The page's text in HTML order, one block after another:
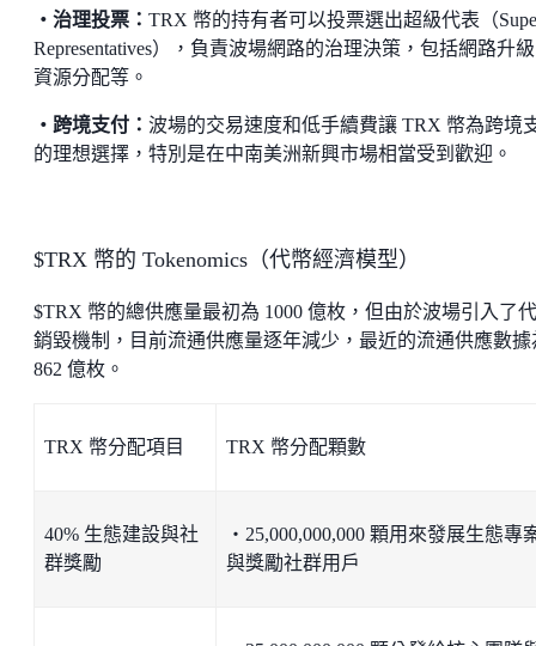
・治理投票： TRX 幣的持有者可以投票選出超級代表（
Representatives），負責波場網路的治理決策，包括網路升
資源分配等。
・跨境支付： 波場的交易速度和低手續費讓 TRX 幣為跨境
的理想選擇，特別是在中南美洲新興市場相當受到歡迎。
$TRX 幣的 Tokenomics（代幣經濟模型）
$TRX 幣的總供應量最初為 1000 億枚，但由於波場引入了
銷毀機制，目前流通供應量逐年減少，最近的流通供應數據
862 億枚。
TRX 幣分配項目 TRX 幣分配顆數
40% 生態建設與社
群獎勵
・25,000,000,000 顆用來發展生態專
與獎勵社群用戶